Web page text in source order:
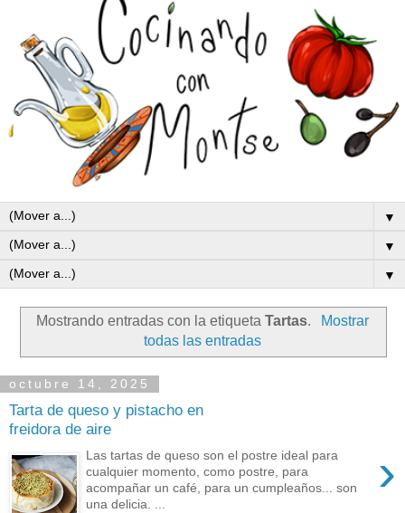
▼
▼
▼
Mostrando entradas con la etiquetaTartas.
Mostrar
todas las entradas
octubre 14, 2025
Tarta de queso y pistacho en
freidora de aire
›
Las tartas de queso son el postre ideal para
cualquier momento, como postre, para
acompañar un café, para un cumpleaños... son
una delicia. ...